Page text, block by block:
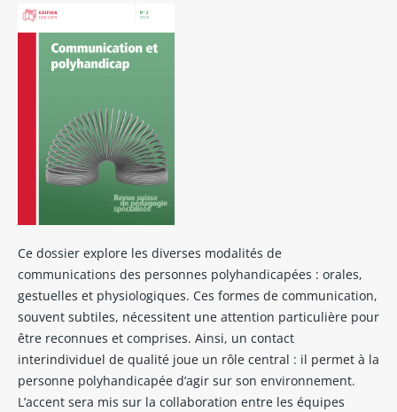
Ce dossier explore les diverses modalités de
communications des personnes polyhandicapées : orales,
gestuelles et physiologiques. Ces formes de communication,
souvent subtiles, nécessitent une attention particulière pour
être reconnues et comprises. Ainsi, un contact
interindividuel de qualité joue un rôle central : il permet à la
personne polyhandicapée d’agir sur son environnement.
L’accent sera mis sur la collaboration entre les équipes